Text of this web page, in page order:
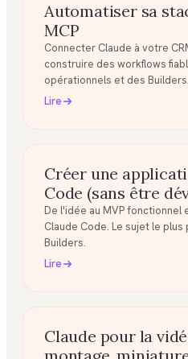
Automatiser sa
MCP
Connecter Claude à votre
construire des workflows
opérationnels et des Builders.
Lire
Créer une
Code (sans être
De l'idée au MVP fonctionnel
Claude Code. Le sujet le
Builders.
Lire
Claude pour la